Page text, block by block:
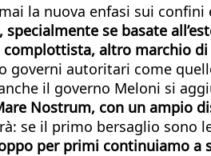
la nuova enfasi sui
se basate
altro marchio
governi autoritari come
il governo Meloni si
Nostrum, con un ampio
se il primo bersaglio sono
per primi continuiamo a